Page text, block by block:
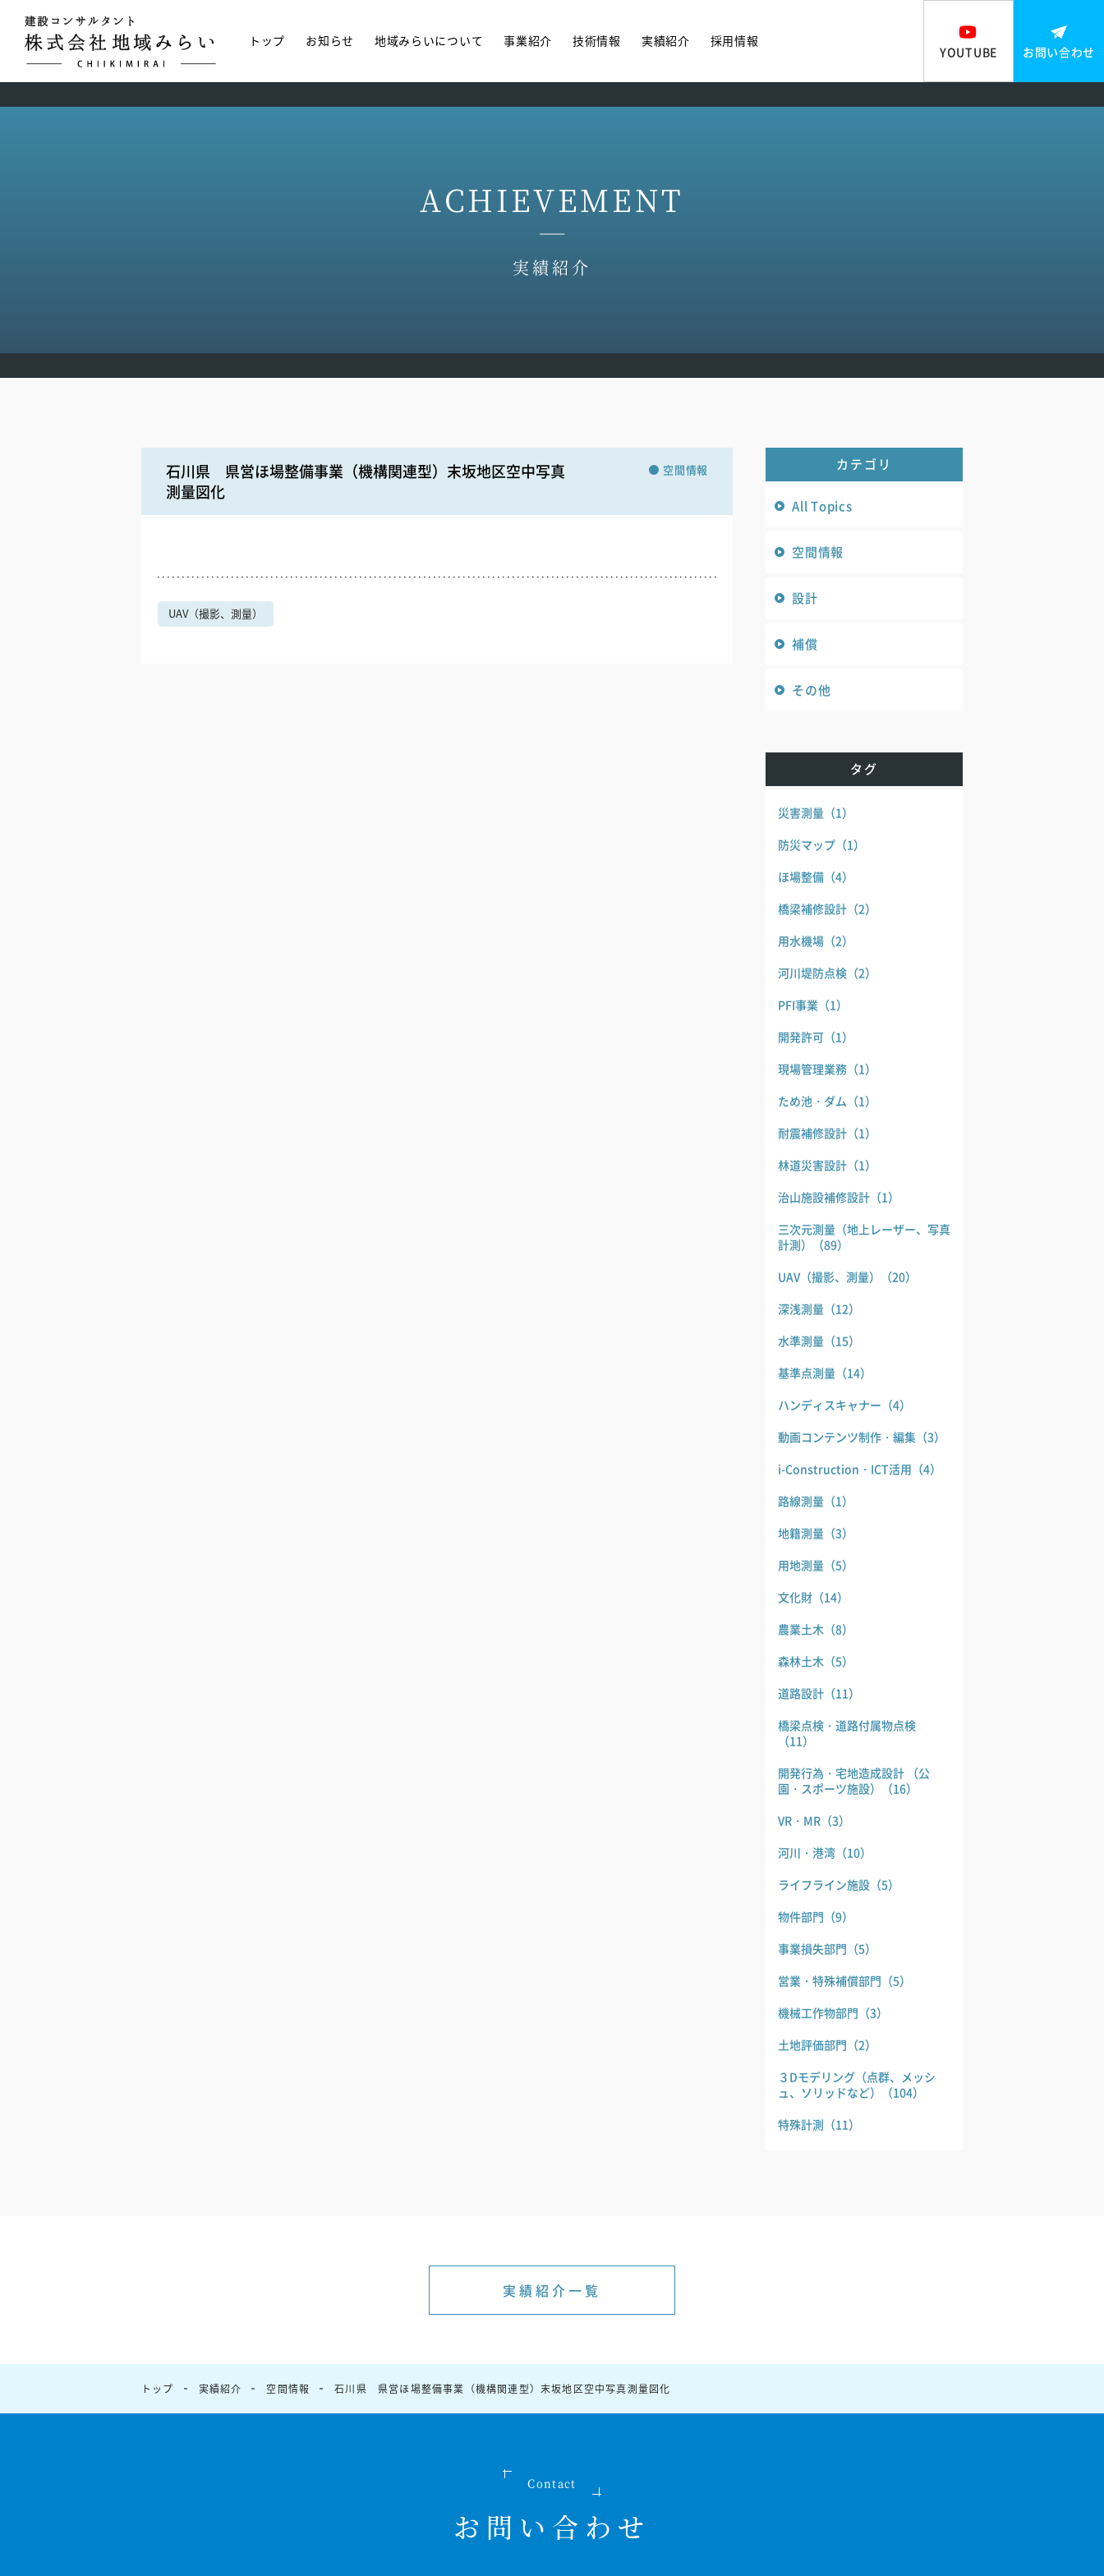
トップ お知らせ 地域みらいについて 事業紹介 技術情報 実績紹介 採用情報
YOUTUBE お問い合わせ
ACHIEVEMENT
実績紹介
石川県 県営ほ場整備事業（機構関連型）末坂地区空中写真
測量図化
空間情報
UAV（撮影、測量）
カテゴリ
All Topics
空間情報
設計
補償
その他
タグ
災害測量 （1）
防災マップ （1）
ほ場整備 （4）
橋梁補修設計 （2）
用水機場 （2）
河川堤防点検 （2）
PFI事業 （1）
開発許可 （1）
現場管理業務 （1）
ため池・ダム （1）
耐震補修設計 （1）
林道災害設計 （1）
治山施設補修設計 （1）
三次元測量（地上レーザー、写真
計測）
（89）
UAV（撮影、測量）
（20）
深浅測量 （12）
水準測量 （15）
基準点測量 （14）
ハンディスキャナー （4）
動画コンテンツ制作・編集 （3）
i-Construction・ICT活用 （4）
路線測量 （1）
地籍測量 （3）
用地測量 （5）
文化財 （14）
農業土木 （8）
森林土木 （5）
道路設計 （11）
橋梁点検・道路付属物点検
（11）
開発行為・宅地造成設計 （公
園・スポーツ施設）
（16）
VR・MR （3）
河川・港湾 （10）
ライフライン施設 （5）
物件部門 （9）
事業損失部門 （5）
営業・特殊補償部門 （5）
機械工作物部門 （3）
土地評価部門 （2）
３Dモデリング（点群、メッシ
ュ、ソリッドなど）
（104）
特殊計測 （11）
実績紹介一覧
トップ 実績紹介 空間情報 石川県 県営ほ場整備事業（機構関連型）末坂地区空中写真測量図化
Contact
お問い合わせ